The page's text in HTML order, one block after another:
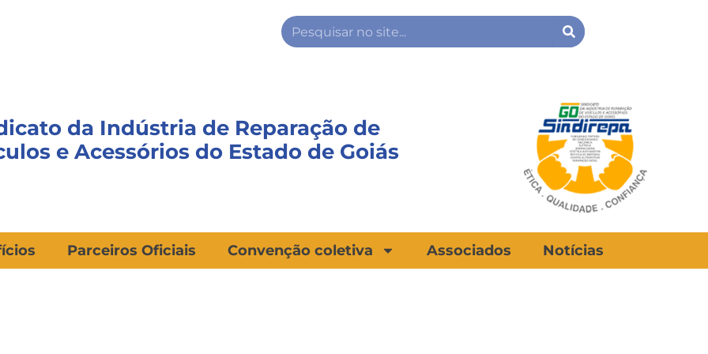
Search
da Indústria de Reparação de
e Acessórios do Estado de Goiás
Parceiros Oficiais Convenção coletiva Associados Notícias